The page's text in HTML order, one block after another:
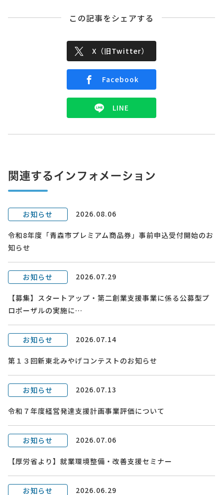
この記事をシェアする
X（旧Twitter）
Facebook
LINE
関連するインフォメーション
お知らせ 2026.08.06
令和8年度「青森市プレミアム商品券」事前申込受付開始のお
知らせ
お知らせ 2026.07.29
【募集】スタートアップ・第二創業支援事業に係る公募型プ
ロポーザルの実施に…
お知らせ 2026.07.14
第１３回新東北みやげコンテストのお知らせ
お知らせ 2026.07.13
令和７年度経営発達支援計画事業評価について
お知らせ 2026.07.06
【厚労省より】就業環境整備・改善支援セミナー
お知らせ 2026.06.29